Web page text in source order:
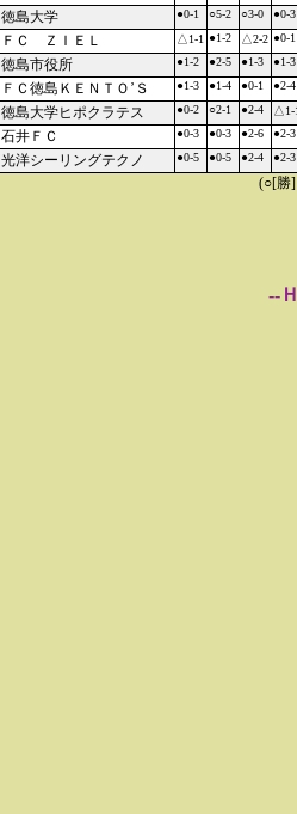
徳島大学 ●0-1 ○5-2 ○3-0 ●0-3
ＦＣ ＺＩＥＬ △1-1 ●1-2 △2-2 ●0-1
徳島市役所 ●1-2 ●2-5 ●1-3 ●1-3
ＦＣ徳島ＫＥＮＴＯ’Ｓ ●1-3 ●1-4 ●0-1 ●2-4
徳島大学ヒポクラテス ●0-2 ○2-1 ●2-4 △1-
石井ＦＣ ●0-3 ●0-3 ●2-6 ●2-3
光洋シーリングテクノ ●0-5 ●0-5 ●2-4 ●2-3
(○[勝
--